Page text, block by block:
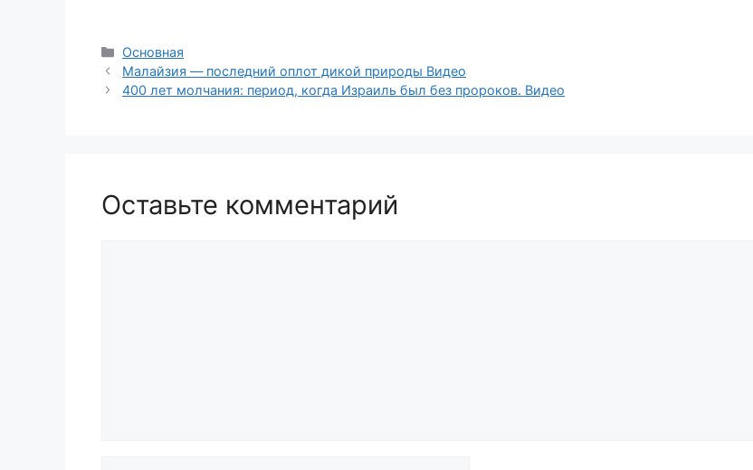
Рубрики
Основная
Малайзия — последний оплот дикой природы Видео
400 лет молчания: период, когда Израиль был без пророков. Видео
Оставьте комментарий